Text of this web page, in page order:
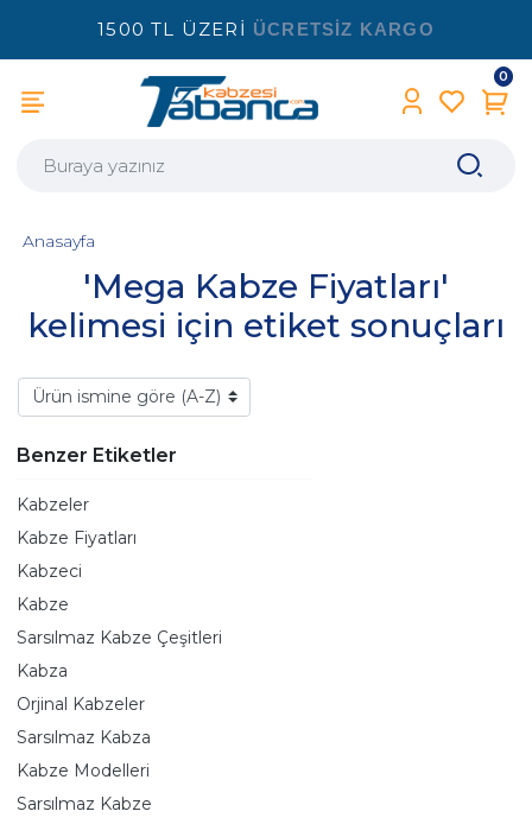
1500 TL ÜZERİ ÜCRETSİZ KARGO
0
'Mega Kabze Fiyatları'
kelimesi için etiket sonuçları
Anasayfa
Benzer Etiketler
Kabzeler
Kabze Fiyatları
Kabzeci
Kabze
Sarsılmaz Kabze Çeşitleri
Kabza
Orjinal Kabzeler
Sarsılmaz Kabza
Kabze Modelleri
Sarsılmaz Kabze